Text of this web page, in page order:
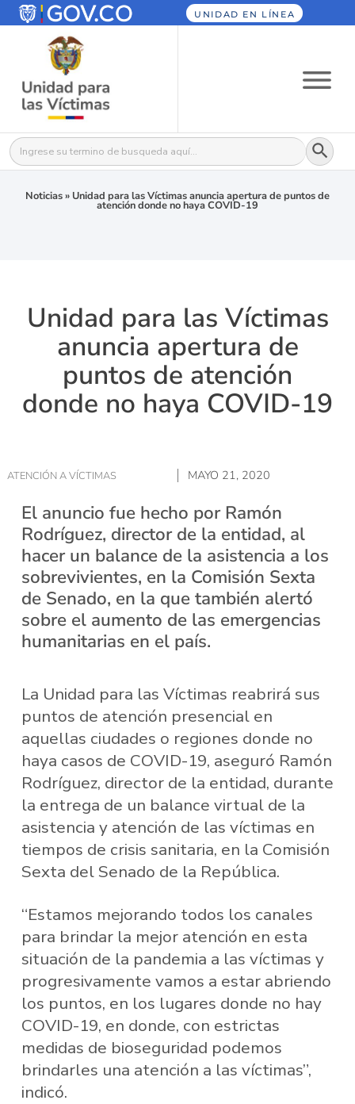
UNIDAD EN LÍNEA
Buscar: Botón
Noticias» Unidad para las Víctimas anuncia apertura de puntos de
atención donde no haya COVID-19
Unidad para las Víctimas
anuncia apertura de
puntos de atención
donde no haya COVID-19
ATENCIÓN A VÍCTIMAS MAYO 21, 2020
El anuncio fue hecho por Ramón
Rodríguez, director de la entidad, al
hacer un balance de la asistencia a los
sobrevivientes, en la Comisión Sexta
de Senado, en la que también alertó
sobre el aumento de las emergencias
humanitarias en el país.
La Unidad para las Víctimas reabrirá sus
puntos de atención presencial en
aquellas ciudades o regiones donde no
haya casos de COVID-19, aseguró Ramón
Rodríguez, director de la entidad, durante
la entrega de un balance virtual de la
asistencia y atención de las víctimas en
tiempos de crisis sanitaria, en la Comisión
Sexta del Senado de la República.
“Estamos mejorando todos los canales
para brindar la mejor atención en esta
situación de la pandemia a las víctimas y
progresivamente vamos a estar abriendo
los puntos, en los lugares donde no hay
COVID-19, en donde, con estrictas
medidas de bioseguridad podemos
brindarles una atención a las víctimas”,
indicó.